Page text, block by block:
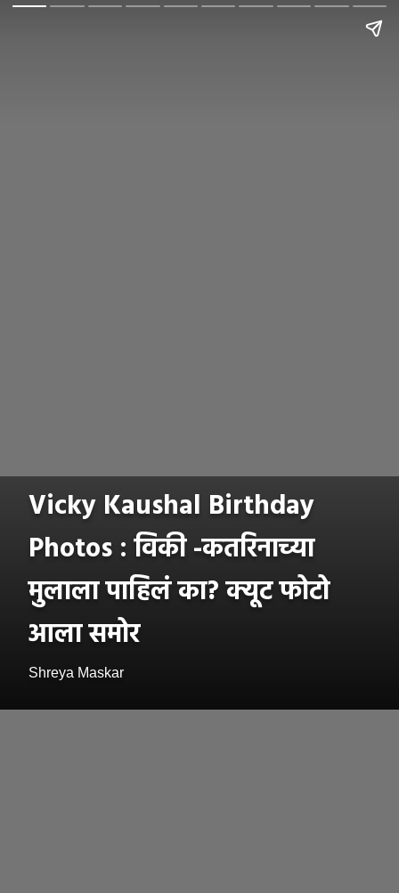
Vicky Kaushal Birthday
Photos : विकी -कतरिनाच्या
मुलाला पाहिलं का? क्यूट फोटो
आला समोर
Shreya Maskar